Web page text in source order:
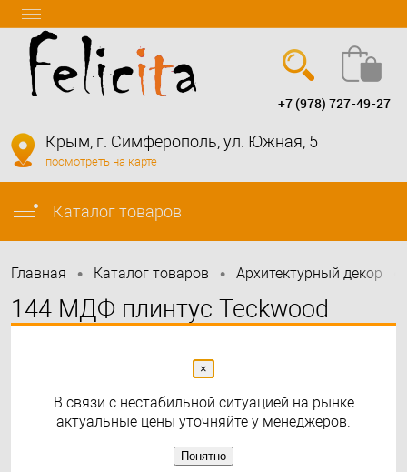
info@felicita-crimea.ru
+7 (978) 727-49-27
Крым, г. Симферополь, ул. Южная, 5
посмотреть на карте
Каталог товаров
Главная • Каталог товаров • Архитектурный декор
144 МДФ плинтус Teckwood
×
В связи с нестабильной ситуацией на рынке
актуальные цены уточняйте у менеджеров.
Понятно